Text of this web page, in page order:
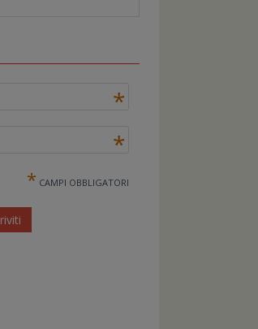
*
*
* CAMPI OBBLIGATORI